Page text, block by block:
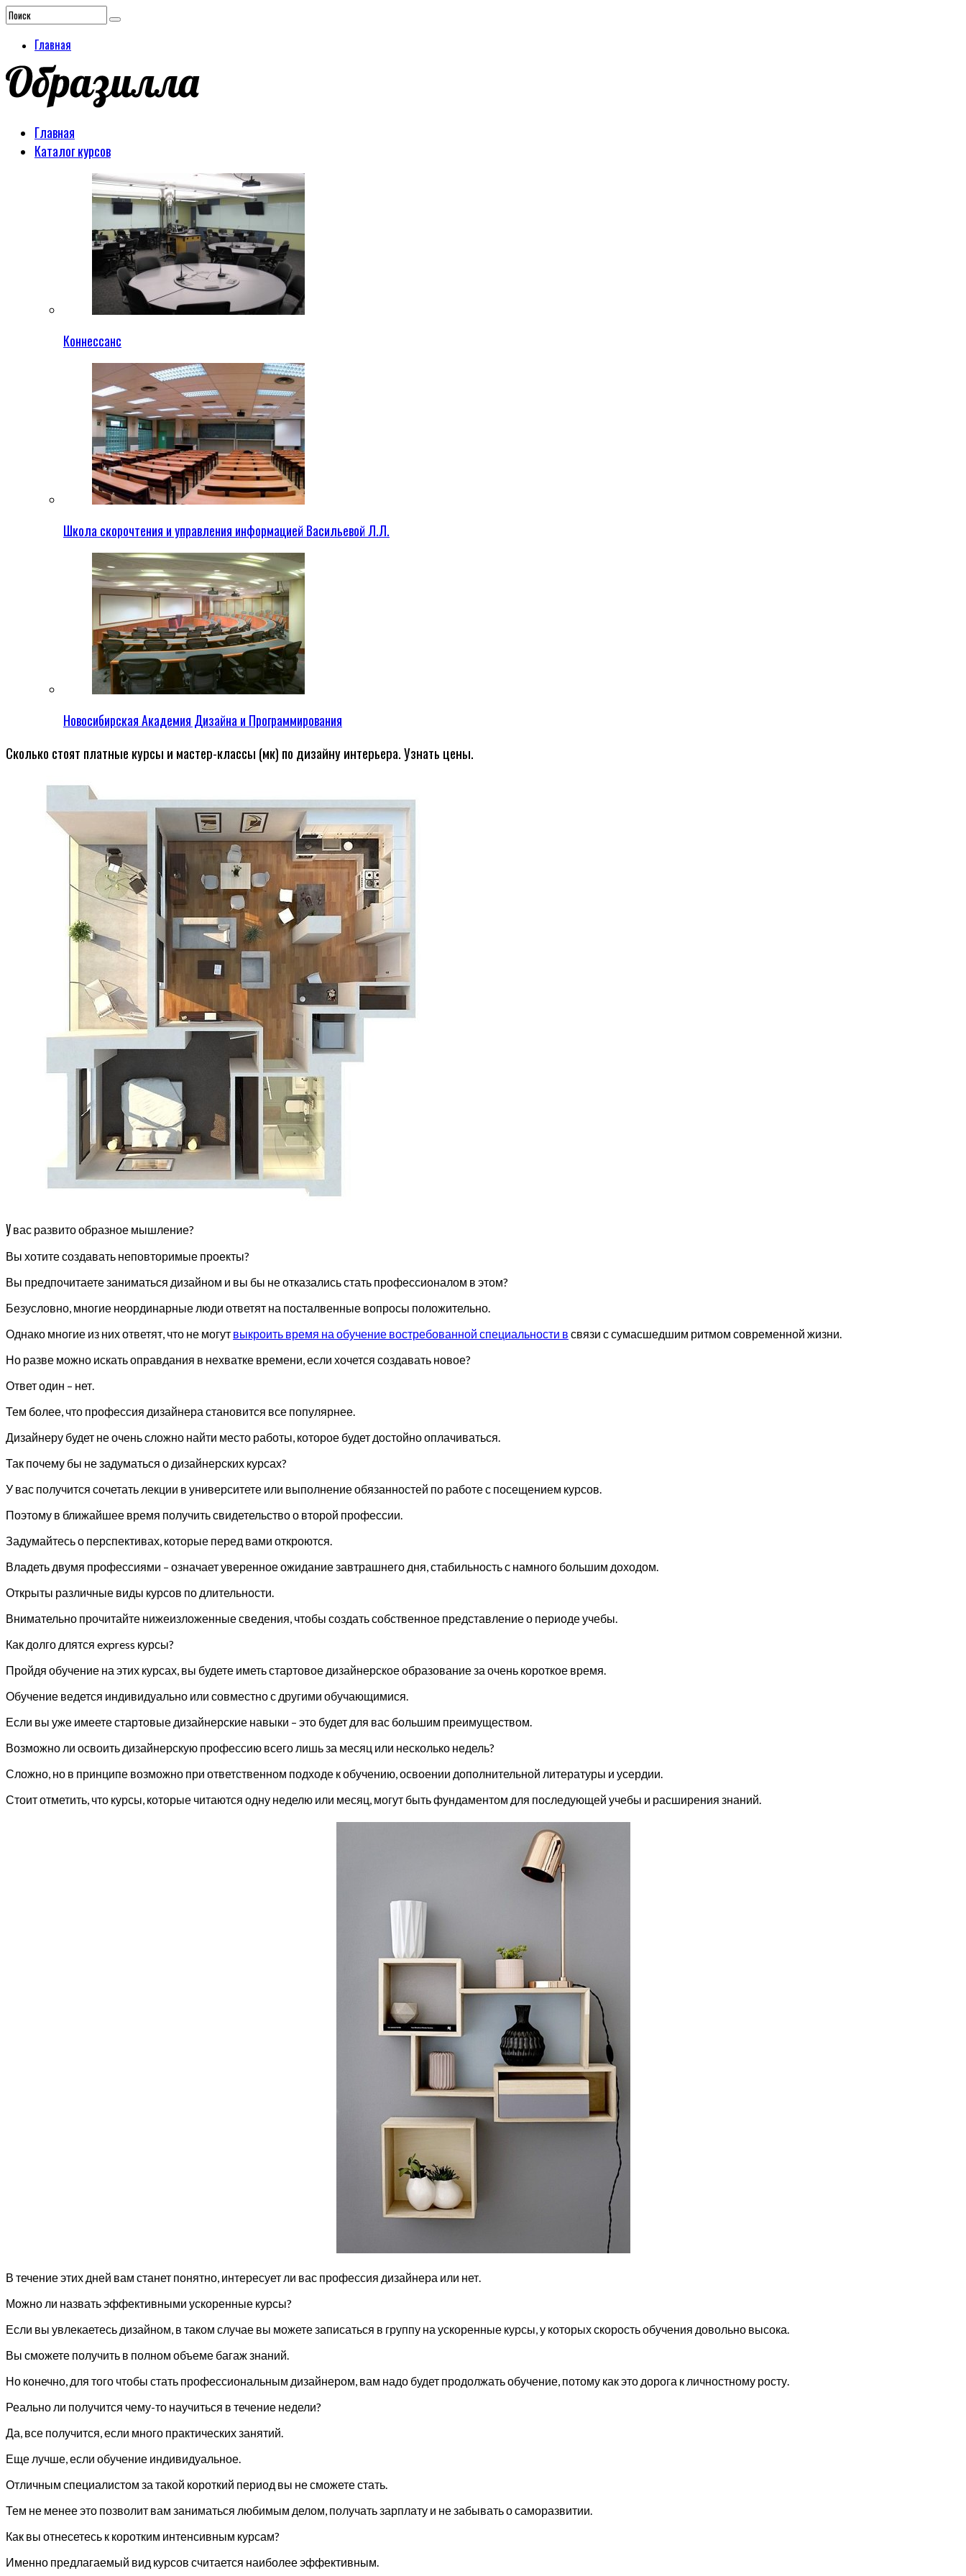
Главная
Главная
Каталог курсов
Коннессанс
Школа скорочтения и управления информацией Васильевой Л.Л.
Новосибирская Академия Дизайна и Программирования
Сколько стоят платные курсы и мастер-классы (мк) по дизайну интерьера. Узнать цены.
У вас развито образное мышление?
Вы хотите создавать неповторимые проекты?
Вы предпочитаете заниматься дизайном и вы бы не отказались стать профессионалом в этом?
Безусловно, многие неординарные люди ответят на посталвенные вопросы положительно.
Однако многие из них ответят, что не могут выкроить время на обучение востребованной специальности в связи с сумасшедшим ритмом современной жизни.
Но разве можно искать оправдания в нехватке времени, если хочется создавать новое?
Ответ один – нет.
Тем более, что профессия дизайнера становится все популярнее.
Дизайнеру будет не очень сложно найти место работы, которое будет достойно оплачиваться.
Так почему бы не задуматься о дизайнерских курсах?
У вас получится сочетать лекции в университете или выполнение обязанностей по работе с посещением курсов.
Поэтому в ближайшее время получить свидетельство о второй профессии.
Задумайтесь о перспективах, которые перед вами откроются.
Владеть двумя профессиями – означает уверенное ожидание завтрашнего дня, стабильность с намного большим доходом.
Открыты различные виды курсов по длительности.
Внимательно прочитайте нижеизложенные сведения, чтобы создать собственное представление о периоде учебы.
Как долго длятся express курсы?
Пройдя обучение на этих курсах, вы будете иметь стартовое дизайнерское образование за очень короткое время.
Обучение ведется индивидуально или совместно с другими обучающимися.
Если вы уже имеете стартовые дизайнерские навыки – это будет для вас большим преимуществом.
Возможно ли освоить дизайнерскую профессию всего лишь за месяц или несколько недель?
Сложно, но в принципе возможно при ответственном подходе к обучению, освоении дополнительной литературы и усердии.
Стоит отметить, что курсы, которые читаются одну неделю или месяц, могут быть фундаментом для последующей учебы и расширения знаний.
В течение этих дней вам станет понятно, интересует ли вас профессия дизайнера или нет.
Можно ли назвать эффективными ускоренные курсы?
Если вы увлекаетесь дизайном, в таком случае вы можете записаться в группу на ускоренные курсы, у которых скорость обучения довольно высока.
Вы сможете получить в полном объеме багаж знаний.
Но конечно, для того чтобы стать профессиональным дизайнером, вам надо будет продолжать обучение, потому как это дорога к личностному росту.
Реально ли получится чему-то научиться в течение недели?
Да, все получится, если много практических занятий.
Еще лучше, если обучение индивидуальное.
Отличным специалистом за такой короткий период вы не сможете стать.
Тем не менее это позволит вам заниматься любимым делом, получать зарплату и не забывать о саморазвитии.
Как вы отнесетесь к коротким интенсивным курсам?
Именно предлагаемый вид курсов считается наиболее эффективным.